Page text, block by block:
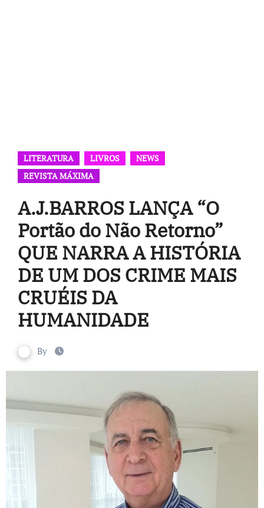
LITERATURA LIVROS
NEWS
REVISTA MÁXIMA
A.J.BARROS LANÇA “O
Portão do Não Retorno”
QUE NARRA A HISTÓRIA
DE UM DOS CRIME MAIS
CRUÉIS DA
HUMANIDADE
By